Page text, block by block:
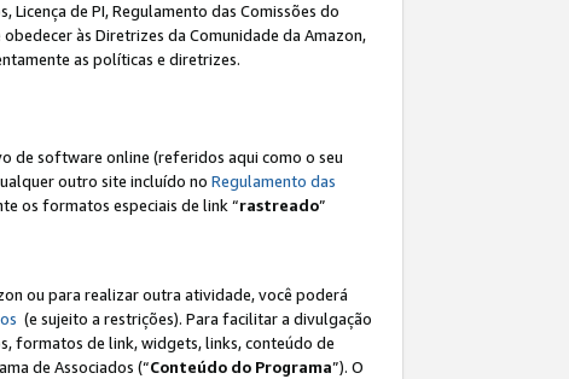
de PI, Regulamento das Comissões do
às Diretrizes da Comunidade da Amazon,
as políticas e diretrizes.
de software online (referidos aqui como o seu
outro site incluído no Regulamento das
os formatos especiais de link “rastreado”
ou para realizar outra atividade, você poderá
(e sujeito a restrições). Para facilitar a divulgação
formatos de link, widgets, links, conteúdo de
de Associados (“Conteúdo do Programa”). O